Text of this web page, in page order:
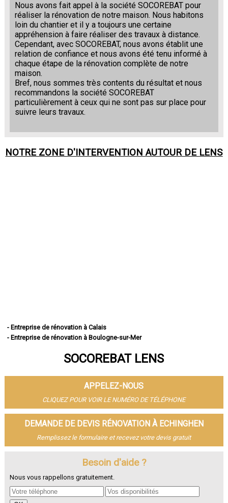
Nous avons fait appel à la société SOCOREBAT pour
réaliser la rénovation de notre maison. Nous habitons
loin du chantier et il y a toujours une certaine
appréhension à faire réaliser des travaux à distance.
Cependant, avec SOCOREBAT, nous avons établit une
relation de confiance et nous avons été tenu informé à
chaque étape de la rénovation complète de notre
maison.
Bref, nous sommes très contents du résultat et nous
recommandons la société SOCOREBAT
particulièrement à ceux qui ne sont pas sur place pour
suivre leurs travaux.
NOTRE ZONE D'INTERVENTION AUTOUR DE LENS
- Entreprise de rénovation à Calais
- Entreprise de rénovation à Boulogne-sur-Mer
- Entreprise de rénovation à Lens
- Entreprise de rénovation à Béthune
- Entreprise de rénovation à Hénin-Beaumont
- Entreprise de rénovation à Bruay-la-Buissière
- Entreprise de rénovation à Avion
- Entreprise de rénovation à Carvin
- Entreprise de rénovation à Berck
- Entreprise de rénovation à Saint-Omer
- Entreprise de rénovation à Harnes
- Entreprise de rénovation à Nœux-les-Mines
- Entreprise de rénovation à Bully-les-Mines
SOCOREBAT LENS
APPELEZ-NOUS
CLIQUEZ POUR VOIR LE NUMÉRO DE TÉLÉPHONE
DEMANDE DE DEVIS RÉNOVATION À ECHINGHEN
Remplissez le formulaire et recevez votre devis gratuit
Besoin d'aide ?
Nous vous rappellons gratuitement.